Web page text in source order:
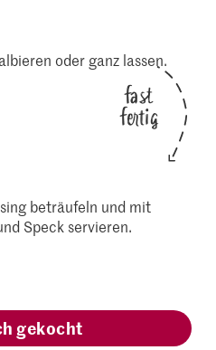
oder ganz lassen.
fast
fertig
beträufeln und mit
Speck servieren.
gekocht